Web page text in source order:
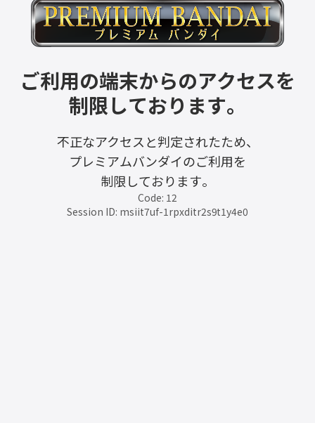
ご利用の端末からのアクセスを
制限しております。
不正なアクセスと判定されたため、
プレミアムバンダイのご利用を
制限しております。
Code: 12
Session ID: msiit7uf-1rpxditr2s9t1y4e0